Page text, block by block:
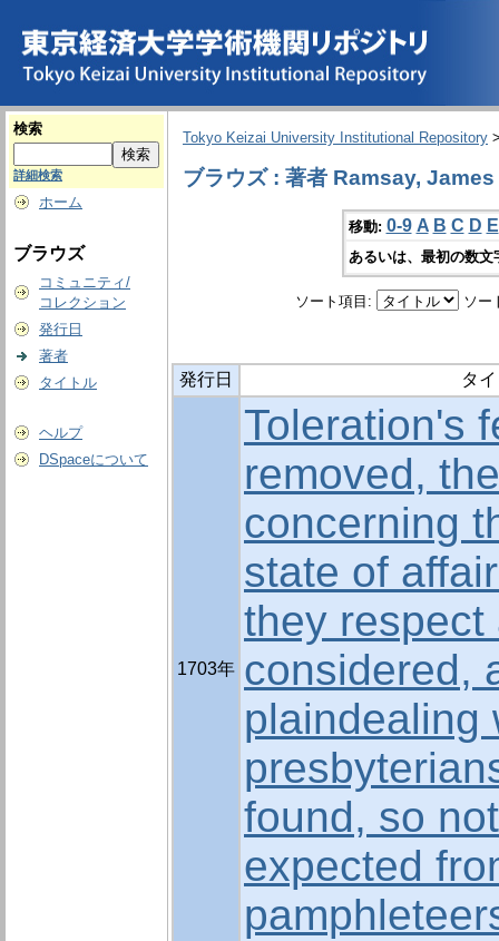
検索
詳細検索
ホーム
ブラウズ
コミュニティ/
コレクション
発行日
著者
タイトル
ヘルプ
DSpaceについて
Tokyo Keizai University Institutional Repository
ブラウズ : 著者 Ramsay, James
移動: 0-9 A B C D E
あるいは、最初の数
ソート項目: ソー
発行日 タ
1703年
Toleration's
removed,
concerning
state of
they respect
considered,
plaindealing
found, so
expected